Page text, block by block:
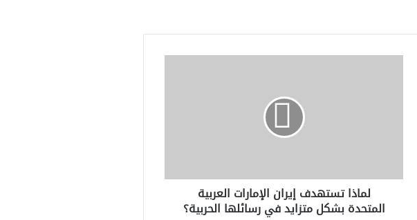
في
رسائلها
الحربية؟
لماذا تستهدف إيران الإمارات العربية
المتحدة بشكل متزايد في رسائلها الحربية؟